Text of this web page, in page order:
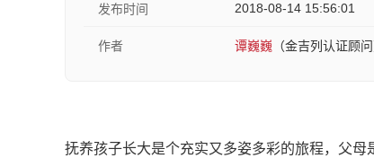
发布时间 2018-08-14 15:56:01
作者 谭巍巍 （金吉列认证顾问
抚养孩子长大是个充实又多姿多彩的旅程，父